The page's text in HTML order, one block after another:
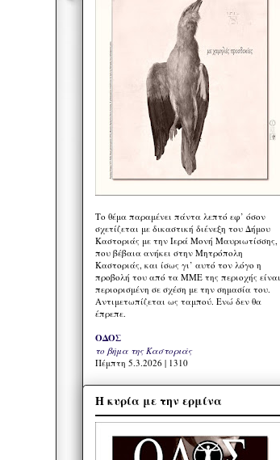
Το θέμα παραμένει πάντα λεπτό εφ’ όσον
σχετίζεται με δικαστική διένεξη του Δήμου
Καστοριάς με την Ιερά Μονή Μαυριωτίσσης,
που βέβαια ανήκει στην Μητρόπολη
Καστοριάς, και ίσως γι’ αυτό τον λόγο η
προβολή του από τα ΜΜΕ της περιοχής είναι
περιορισμένη σε σχέση με την σημασία του.
Αντιμετωπίζεται ως ταμπού. Ενώ δεν θα
έπρεπε.
ΟΔΟΣ
το βήμα της Καστοριάς
Πέμπτη 5.3.2026 | 1310
Η κυρία με την ερμίνα